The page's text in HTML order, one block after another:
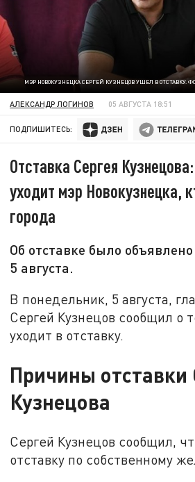
МЭР НОВОКУЗНЕЦКА СЕРГЕЙ КУЗНЕЦОВ УШЕЛ В ОТСТАВКУ.
АЛЕКСАНДР ЛОГИНОВ 05 АВГУСТА 18:51
ПОДПИШИТЕСЬ:
Отставка Сергея
уходит мэр Новокузнецка,
города
Об отставке было
5 августа.
В понедельник, 5 августа,
Сергей Кузнецов сообщил о
уходит в отставку.
Причины отставки
Кузнецова
Сергей Кузнецов сообщил,
отставку по собственному